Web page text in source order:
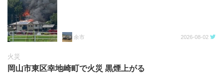
余市 2026-08-02
火災
岡山市東区幸地崎町で火災 黒煙上がる